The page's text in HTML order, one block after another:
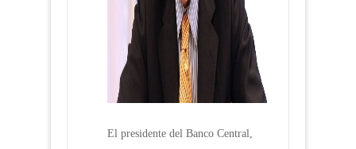
El presidente del Banco Central,